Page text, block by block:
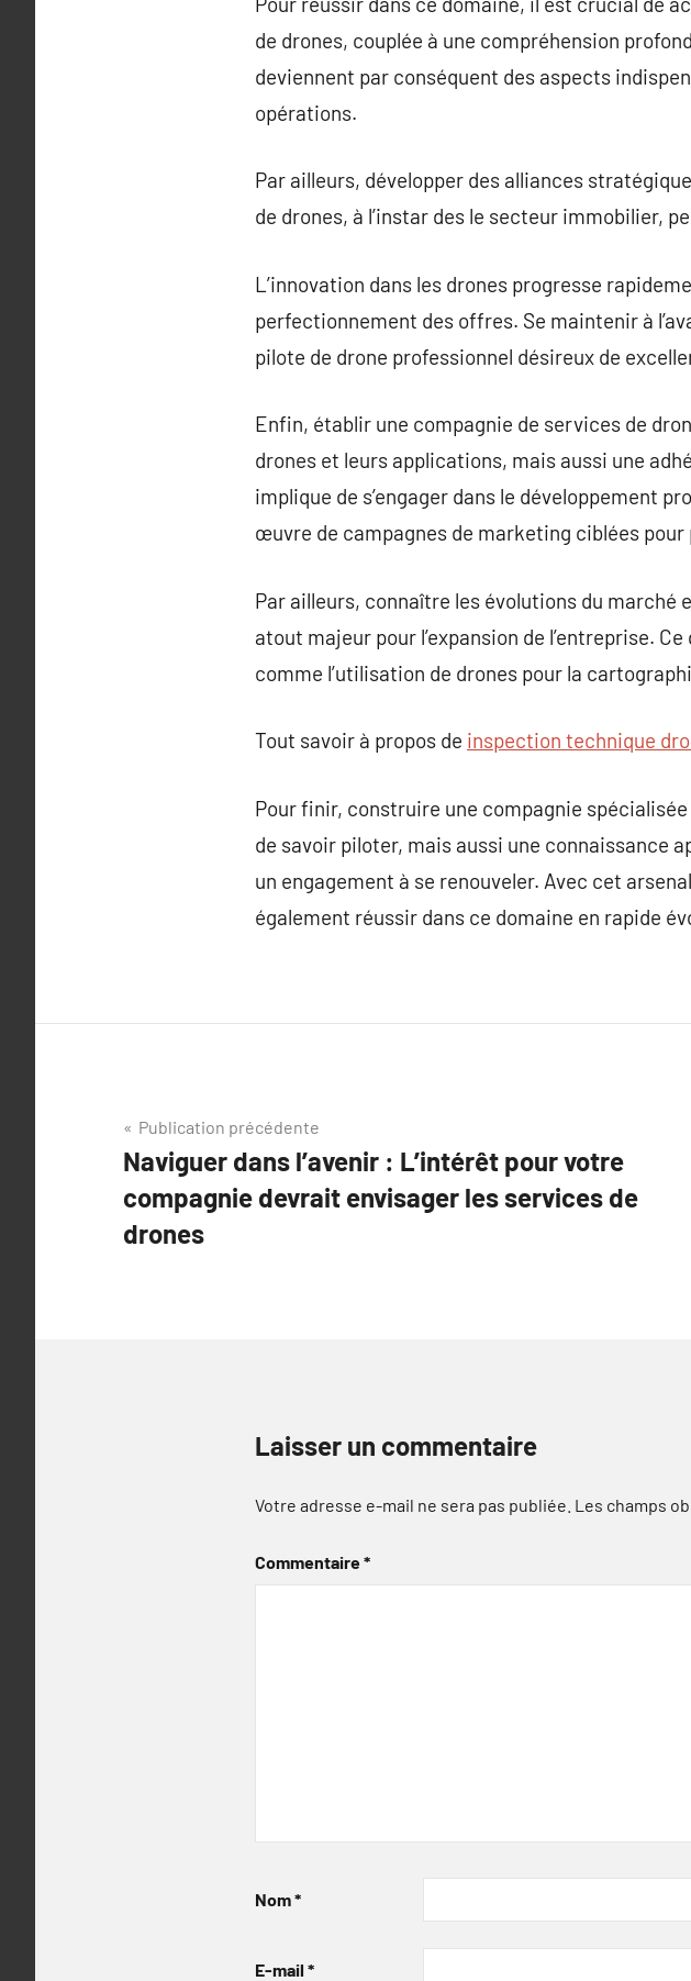
de drones, couplée à une compréhension
deviennent par conséquent des aspects
opérations.
Par ailleurs, développer des alliances
de drones, à l’instar des le secteur immobilier,
L’innovation dans les drones progresse
perfectionnement des offres. Se maintenir à
pilote de drone professionnel désireux de
Enfin, établir une compagnie de services de
drones et leurs applications, mais aussi une
implique de s’engager dans le développement
œuvre de campagnes de marketing ciblées
Par ailleurs, connaître les évolutions du marché
atout majeur pour l’expansion de l’entreprise.
comme l’utilisation de drones pour la
Tout savoir à propos de inspection technique
Pour finir, construire une compagnie
de savoir piloter, mais aussi une connaissance
un engagement à se renouveler. Avec cet
également réussir dans ce domaine en rapide
Navigation
de
l’article
Publication précédente
Naviguer dans l’avenir : L’intérêt pour votre
compagnie devrait envisager les services de
drones
Laisser un commentaire
Votre adresse e-mail ne sera pas publiée. Les champs
Commentaire*
Nom*
E-mail *